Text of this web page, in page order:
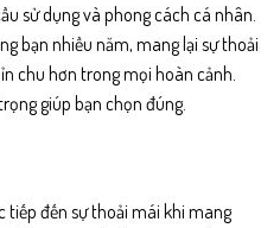
sử dụng và phong cách cá nhân.
bạn nhiều năm, mang lại sự thoải
chu hơn trong mọi hoàn cảnh.
giúp bạn chọn đúng.
đến sự thoải mái khi mang